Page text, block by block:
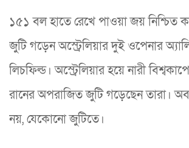
১৫১ বল হাতে রেখে পাওয়া জয় নিশ্চিত
জুটি গড়েন অস্ট্রেলিয়ার দুই ওপেনার
লিচফিল্ড। অস্ট্রেলিয়ার হয়ে নারী
রানের অপরাজিত জুটি গড়েছেন তারা।
নয়, যেকোনো জুটিতে।